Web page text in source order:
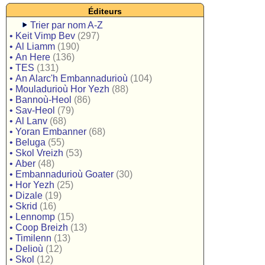
Éditeurs
Trier par nom A-Z
• Keit Vimp Bev (297)
• Al Liamm (190)
• An Here (136)
• TES (131)
• An Alarc'h Embannadurioù (104)
• Mouladurioù Hor Yezh (88)
• Bannoù-Heol (86)
• Sav-Heol (79)
• Al Lanv (68)
• Yoran Embanner (68)
• Beluga (55)
• Skol Vreizh (53)
• Aber (48)
• Embannadurioù Goater (30)
• Hor Yezh (25)
• Dizale (19)
• Skrid (16)
• Lennomp (15)
• Coop Breizh (13)
• Timilenn (13)
• Delioù (12)
• Skol (12)